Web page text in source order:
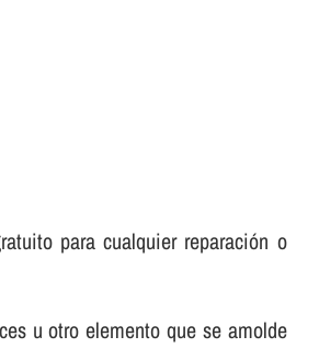
para cualquier reparación o
u otro elemento que se amolde